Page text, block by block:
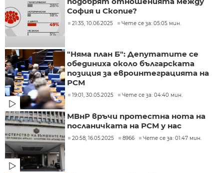
София и Скопие?
21:35, 10.06.2025 Чете се за: 05:05 мин.
"Няма план Б": Депутатите се
обединиха около българската
позиция за евроинтеграцията на
РСМ
19:01, 30.05.2025 Чете се за: 04:40 мин.
МВнР връчи протестна нота на
посланичката на РСМ у нас
20:58, 16.05.2025 8966 Чете се за: 01:47 мин.